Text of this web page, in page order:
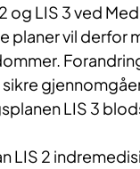
og LIS 3 ved
planer vil derfor
sikre
LIS 3
LIS 2